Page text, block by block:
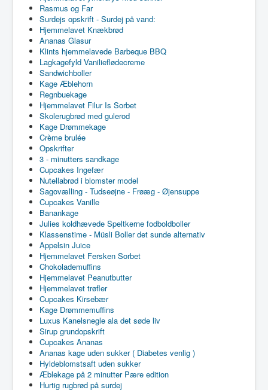
Rasmus og Far
Surdejs opskrift - Surdej på vand:
Hjemmelavet Knækbrød
Ananas Glasur
Klints hjemmelavede Barbeque BBQ
Lagkagefyld Vanilieflødecreme
Sandwichboller
Kage Æblehorn
Regnbuekage
Hjemmelavet Filur Is Sorbet
Skolerugbrød med gulerod
Kage Drømmekage
Crème brulée
Opskrifter
3 - minutters sandkage
Cupcakes Ingefær
Nutellabrød i blomster model
Sagovælling - Tudseøjne - Frøæg - Øjensuppe
Cupcakes Vanille
Banankage
Julies koldhævede Speltkerne fodboldboller
Klassenstime - Müsli Boller det sunde alternativ
Appelsin Juice
Hjemmelavet Fersken Sorbet
Chokolademuffins
Hjemmelavet Peanutbutter
Hjemmelavet trøfler
Cupcakes Kirsebær
Kage Drømmemuffins
Luxus Kanelsnegle ala det søde liv
Sirup grundopskrift
Cupcakes Ananas
Ananas kage uden sukker ( Diabetes venlig )
Hyldeblomstsaft uden sukker
Æblekage på 2 minutter Pære edition
Hurtig rugbrød på surdej